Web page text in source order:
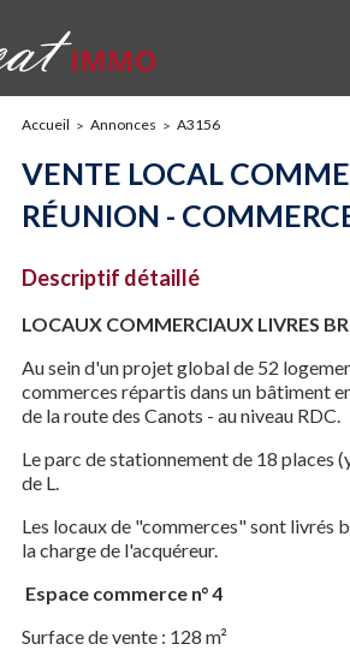
Accueil Annonces A3156
VENTE LOCAL
RÉUNION -
Descriptif détaillé
LOCAUX COMMERCIAUX LIVRES
Au sein d'un projet global de 52
commerces répartis dans un bâtiment
de la route des Canots - au niveau RDC.
Le parc de stationnement de 18 places
de L.
Les locaux de "commerces" sont livrés
la charge de l'acquéreur.
Espace commerce n° 4
Surface de vente : 128 m²